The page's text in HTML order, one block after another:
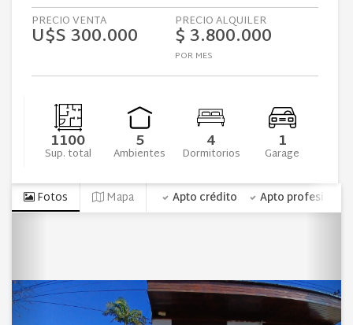
PRECIO VENTA
U$S 300.000 PRECIO ALQUILER
$ 3.800.000
POR MES
1100
Sup. total 5
Ambientes 4
Dormitorios 1
Garage
Fotos Mapa Apto crédito Apto profesional